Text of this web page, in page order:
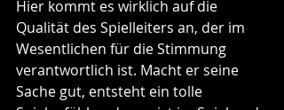
Hier kommt es wirklich auf die
Qualität des Spielleiters an, der im
Wesentlichen für die Stimmung
verantwortlich ist. Macht er seine
Sache gut, entsteht ein tolle